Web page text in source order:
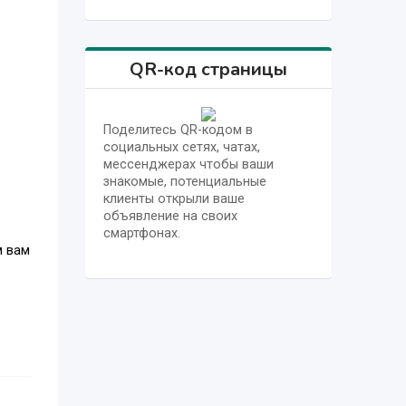
вам
QR-код страницы
Поделитесь QR-кодом в
социальных сетях, чатах,
мессенджерах чтобы ваши
знакомые, потенциальные
клиенты открыли ваше
объявление на своих
смартфонах.